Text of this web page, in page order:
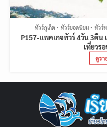
ทัวร์ภูเก็ต ทัวร์ยอดนิยม ทัวร์
P157-แพคเกจทัวร์ 4วัน 3คืน
เที่ยวร
ดูรา